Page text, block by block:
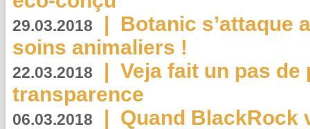
29.03.2018 | Botanic s’attaque
soins animaliers !
22.03.2018 | Veja fait un pas de
transparence
06.03.2018 | Quand BlackRock